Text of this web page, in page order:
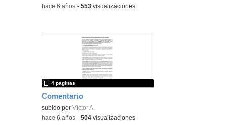
-hace 6 años -553 visualizaciones
Comentario
subido porVíctor A.
4 páginas
-hace 6 años -504 visualizaciones